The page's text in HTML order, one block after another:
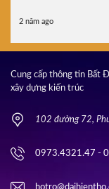
2 năm ago
Cung cấp thông tin Bất
xây dựng kiến trúc
102 đường 72,
0973.4321.47 -